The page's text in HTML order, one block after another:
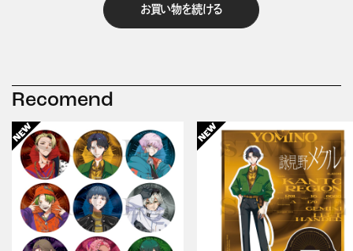
お買い物を続ける
Recomend